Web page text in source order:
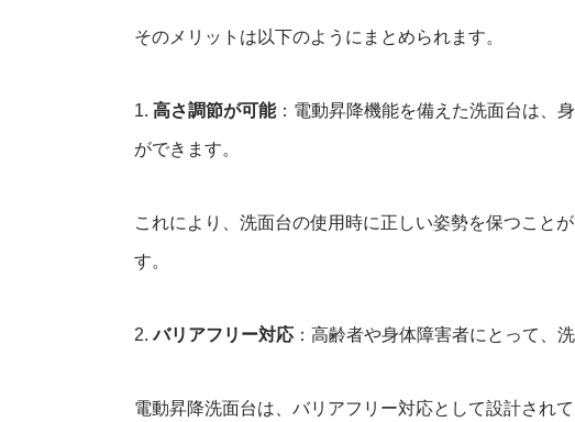
そのメリットは以下のようにまとめられます。
1. 高さ調節が可能：電動昇降機能を備えた洗面台は、
ができます。
これにより、洗面台の使用時に正しい姿勢を保つこと
す。
2.バリアフリー対応 ：高齢者や身体障害者にとって、
電動昇降洗面台は、バリアフリー対応として設計され